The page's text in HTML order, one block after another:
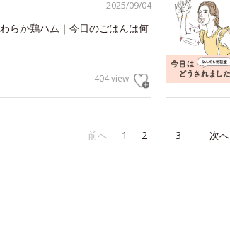
2025/09/04
らか鶏ハム｜今日のごはんは何
404 view
前へ 1 2 3 次へ